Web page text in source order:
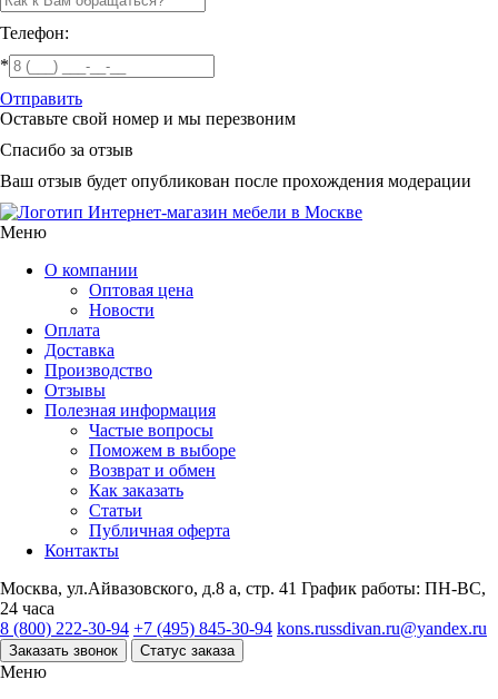
Телефон:
*
Отправить
Оставьте свой номер и мы перезвоним
Спасибо за отзыв
Ваш отзыв будет опубликован после прохождения модерации
Интернет-магазин мебели в Москве
Меню
О компании
Оптовая цена
Новости
Оплата
Доставка
Производство
Отзывы
Полезная информация
Частые вопросы
Поможем в выборе
Возврат и обмен
Как заказать
Статьи
Публичная оферта
Контакты
Москва, ул.Айвазовского, д.8 а, стр. 41 График работы: ПН-ВС,
24 часа
8 (800) 222-30-94 +7 (495) 845-30-94 kons.russdivan.ru@yandex.ru
Заказать звонок Статус заказа
Меню